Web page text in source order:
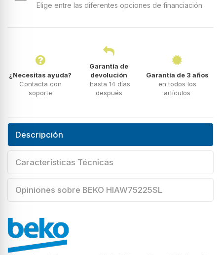
Elige entre las diferentes opciones de financiación
¿Necesitas ayuda?
Contacta con
soporte
Garantía de
devolución
hasta 14 días
después
Garantía de 3 años
en todos los
artículos
Descripción
Características Técnicas
Opiniones sobre BEKO HIAW75225SL